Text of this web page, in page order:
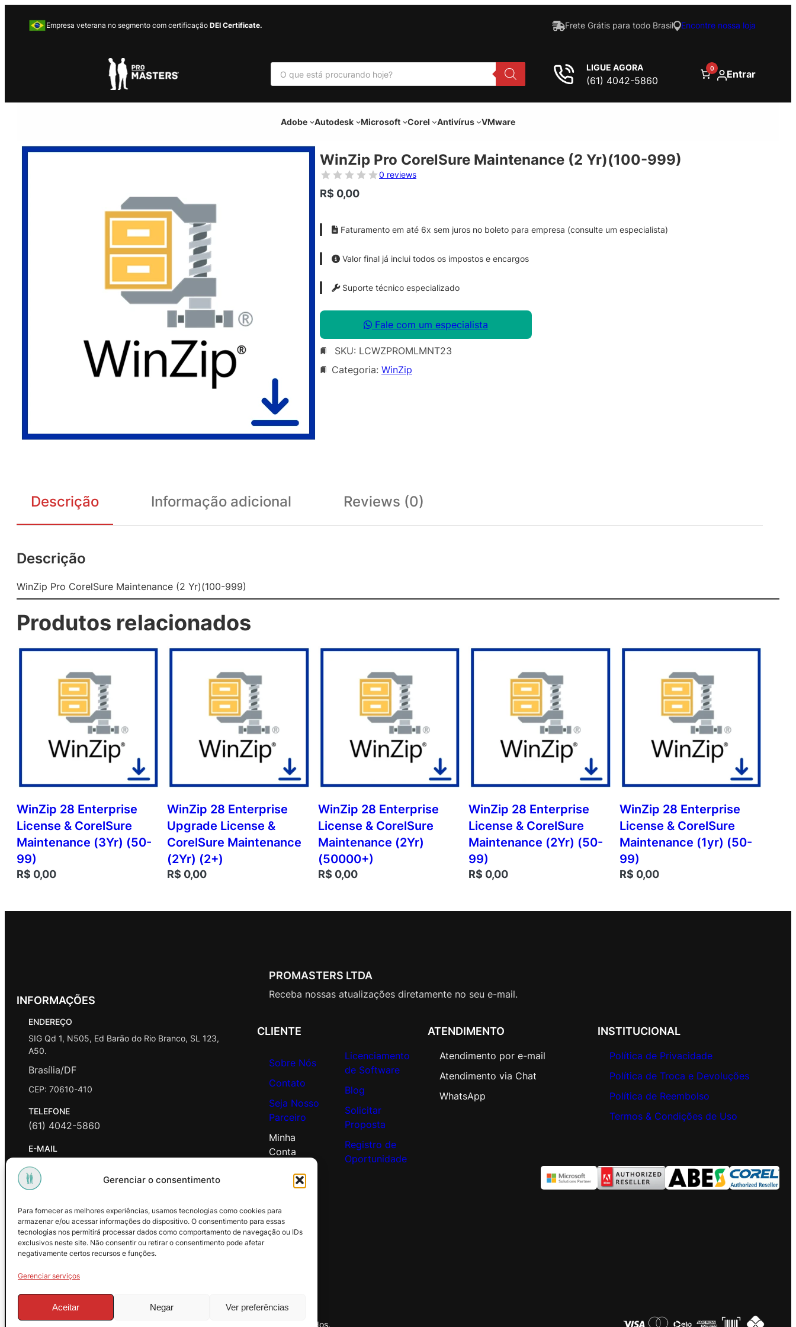
Gerenciar o consentimento
Para fornecer as melhores experiências, usamos tecnologias como cookies para
armazenar e/ou acessar informações do dispositivo. O consentimento para essas
tecnologias nos permitirá processar dados como comportamento de navegação ou IDs
exclusivos neste site. Não consentir ou retirar o consentimento pode afetar
negativamente certos recursos e funções.
Gerenciar serviços
Aceitar Negar Ver preferências
Empresa veterana no segmento com certificação DEI Certificate. Frete Grátis para todo Brasil Encontre nossa loja
P
s
u
p
LIGUE AGORA
(61) 4042-5860
0 Entrar
Adobe Autodesk Microsoft Corel Antivírus VMware
WinZip Pro CorelSure Maintenance (2 Yr)(100-999)
0 reviews
R$ 0,00
Faturamento em até 6x sem juros no boleto para empresa (consulte um especialista)
Valor final já inclui todos os impostos e encargos
Suporte técnico especializado
Fale com um especialista
SKU: LCWZPROMLMNT23
Categoria: WinZip
Descrição Informação adicional Reviews (0)
Descrição
WinZip Pro CorelSure Maintenance (2 Yr)(100-999)
Produtos relacionados
WinZip 28 Enterprise
License & CorelSure
Maintenance (3Yr) (50-
99)
R$ 0,00
WinZip 28 Enterprise
Upgrade License &
CorelSure Maintenance
(2Yr) (2+)
R$ 0,00
WinZip 28 Enterprise
License & CorelSure
Maintenance (2Yr)
(50000+)
R$ 0,00
WinZip 28 Enterprise
License & CorelSure
Maintenance (2Yr) (50-
99)
R$ 0,00
WinZip 28 Enterprise
License & CorelSure
Maintenance (1yr) (50-
99)
R$ 0,00
INFORMAÇÕES
ENDEREÇO
SIG Qd 1, N505, Ed Barão do Rio Branco, SL 123,
A50.
Brasília/DF
CEP: 70610-410
TELEFONE
(61) 4042-5860
E-MAIL
contato@promasters.net.br
HORÁRIO DE ATENDIMENTO
Facebook Instagram Youtube
PROMASTERS LTDA
Receba nossas atualizações diretamente no seu e-mail.
CLIENTE
Sobre Nós
Contato
Seja Nosso
Parceiro
Minha
Conta
Licenciamento
de Software
Blog
Solicitar
Proposta
Registro de
Oportunidade
ATENDIMENTO
Atendimento por e-mail
Atendimento via Chat
WhatsApp
INSTITUCIONAL
Política de Privacidade
Política de Troca e Devoluções
Política de Reembolso
Termos & Condições de Uso
© 2025 – ProMasters. CNPJ: 18.269.230/0001-16. Todos os direitos reservados.